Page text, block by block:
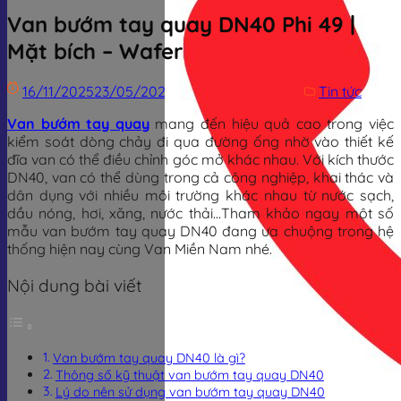
Van bướm tay quay DN40 Phi 49 |
Mặt bích – Wafer
16/11/202523/05/2026
Tin tức
Van bướm tay quaymang đến hiệu quả cao trong việc
kiểm soát dòng chảy đi qua đường ống nhờ vào thiết kế
đĩa van có thể điều chỉnh góc mở khác nhau. Với kích thước
DN40, van có thể dùng trong cả công nghiệp, khai thác và
dân dụng với nhiều môi trường khác nhau từ nước sạch,
dầu nóng, hơi, xăng, nước thải…Tham khảo ngay một số
mẫu van bướm tay quay DN40 đang ưa chuộng trong hệ
thống hiện nay cùng Van Miền Nam nhé.
Nội dung bài viết
Van bướm tay quay DN40 là gì?
Thông số kỹ thuật van bướm tay quay DN40
Lý do nên sử dụng van bướm tay quay DN40